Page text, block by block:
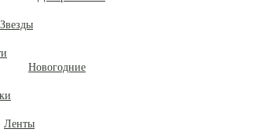
Звезды
Новогодние
Ленты